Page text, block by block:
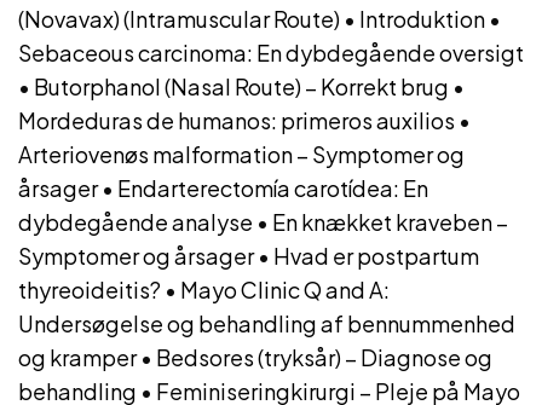
(Novavax) (Intramuscular Route) • Introduktion •
Sebaceous carcinoma: En dybdegående oversigt
• Butorphanol (Nasal Route) – Korrekt brug •
Mordeduras de humanos: primeros auxilios •
Arteriovenøs malformation – Symptomer og
årsager• Endarterectomía carotídea: En
dybdegående analyse • En knækket kraveben –
Symptomer og årsager• Hvad er postpartum
thyreoideitis? • Mayo Clinic Q and A:
Undersøgelse og behandling af bennummenhed
og kramper• Bedsores (tryksår) – Diagnose og
behandling • Feminiseringkirurgi – Pleje på Mayo